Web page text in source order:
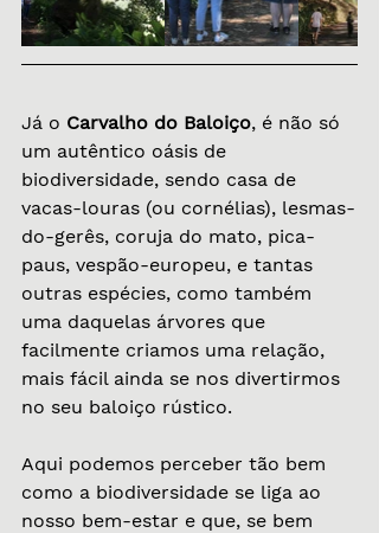
Já o Carvalho do Baloiço, é não só
um autêntico oásis de
biodiversidade, sendo casa de
vacas-louras (ou cornélias), lesmas-
do-gerês, coruja do mato, pica-
paus, vespão-europeu, e tantas
outras espécies, como também
uma daquelas árvores que
facilmente criamos uma relação,
mais fácil ainda se nos divertirmos
no seu baloiço rústico.
Aqui podemos perceber tão bem
como a biodiversidade se liga ao
nosso bem-estar e que, se bem